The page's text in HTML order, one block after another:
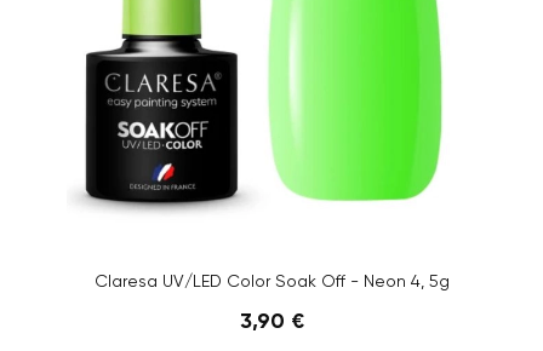
Claresa UV/LED Color Soak Off - Neon 4, 5g
3,90 €